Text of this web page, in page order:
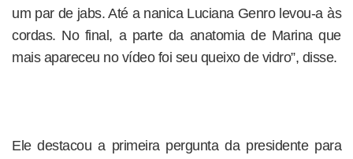
um par de jabs. Até a nanica Luciana Genro levou-a às
cordas. No final, a parte da anatomia de Marina que
mais apareceu no vídeo foi seu queixo de vidro”, disse.
Ele destacou a primeira pergunta da presidente para